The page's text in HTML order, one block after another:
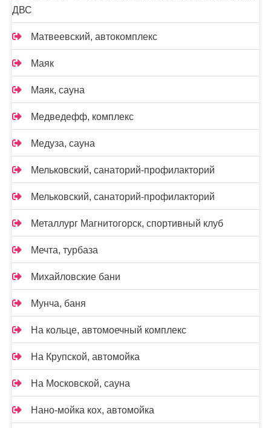
ДВС
Матвеевский, автокомплекс
Маяк
Маяк, сауна
Медведефф, комплекс
Медуза, сауна
Мельковский, санаторий-профилакторий
Мельковский, санаторий-профилакторий
Металлург Магнитогорск, спортивный клуб
Мечта, турбаза
Михайловские бани
Мунча, баня
На кольце, автомоечный комплекс
На Крупской, автомойка
На Московской, сауна
Нано-мойка кох, автомойка